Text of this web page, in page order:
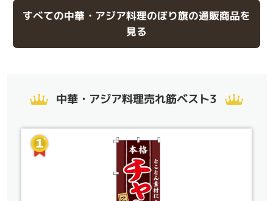
すべての中華・アジア料理のぼり旗の通販商品を
見る
中華・アジア料理売れ筋ベスト3